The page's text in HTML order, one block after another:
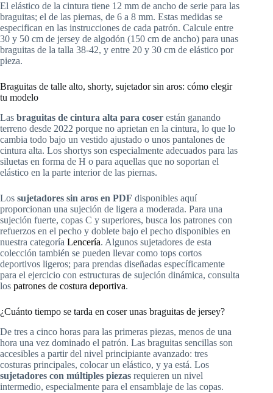
El elástico de la cintura tiene 12 mm de ancho de serie para las
braguitas; el de las piernas, de 6 a 8 mm. Estas medidas se
especifican en las instrucciones de cada patrón. Calcule entre
30 y 50 cm de jersey de algodón (150 cm de ancho) para unas
braguitas de la talla 38-42, y entre 20 y 30 cm de elástico por
pieza.
Braguitas de talle alto, shorty, sujetador sin aros: cómo elegir
tu modelo
Las braguitas de cintura alta para coser están ganando
terreno desde 2022 porque no aprietan en la cintura, lo que lo
cambia todo bajo un vestido ajustado o unos pantalones de
cintura alta. Los shortys son especialmente adecuados para las
siluetas en forma de H o para aquellas que no soportan el
elástico en la parte interior de las piernas.
Los sujetadores sin aros en PDF disponibles aquí
proporcionan una sujeción de ligera a moderada. Para una
sujeción fuerte, copas C y superiores, busca los patrones con
refuerzos en el pecho y doblete bajo el pecho disponibles en
nuestra categoría Lencería. Algunos sujetadores de esta
colección también se pueden llevar como tops cortos
deportivos ligeros; para prendas diseñadas específicamente
para el ejercicio con estructuras de sujeción dinámica, consulta
los patrones de costura deportiva.
¿Cuánto tiempo se tarda en coser unas braguitas de jersey?
De tres a cinco horas para las primeras piezas, menos de una
hora una vez dominado el patrón. Las braguitas sencillas son
accesibles a partir del nivel principiante avanzado: tres
costuras principales, colocar un elástico, y ya está. Los
sujetadores con múltiples piezas requieren un nivel
intermedio, especialmente para el ensamblaje de las copas.